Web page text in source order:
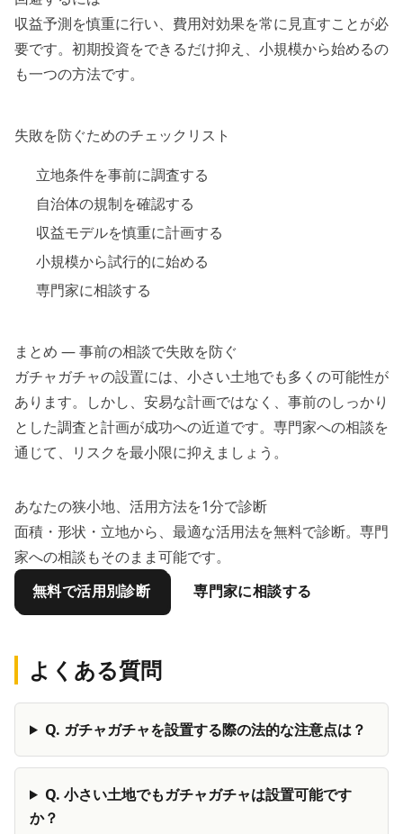
収益予測を慎重に行い、費用対効果を常に見直すことが必
要です。初期投資をできるだけ抑え、小規模から始めるの
も一つの方法です。
失敗を防ぐためのチェックリスト
立地条件を事前に調査する
自治体の規制を確認する
収益モデルを慎重に計画する
小規模から試行的に始める
専門家に相談する
まとめ — 事前の相談で失敗を防ぐ
ガチャガチャの設置には、小さい土地でも多くの可能性が
あります。しかし、安易な計画ではなく、事前のしっかり
とした調査と計画が成功への近道です。専門家への相談を
通じて、リスクを最小限に抑えましょう。
あなたの狭小地、活用方法を1分で診断
面積・形状・立地から、最適な活用法を無料で診断。専門
家への相談もそのまま可能です。
無料で活用別診断
専門家に相談する
よくある質問
Q. ガチャガチャを設置する際の法的な注意点は？
Q. 小さい土地でもガチャガチャは設置可能です
か？